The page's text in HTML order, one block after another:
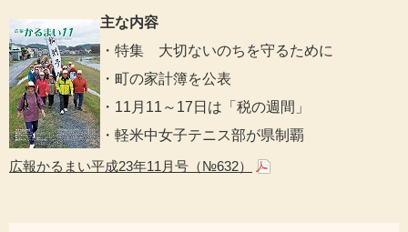
主な内容
・特集 大切ないのちを守るために
・町の家計簿を公表
・11月11～17日は「税の週間」
・軽米中女子テニス部が県制覇
広報かるまい平成23年11月号（№632）